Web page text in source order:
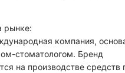
рынке:
компания,
стоматологом. Бренд
на производстве средств